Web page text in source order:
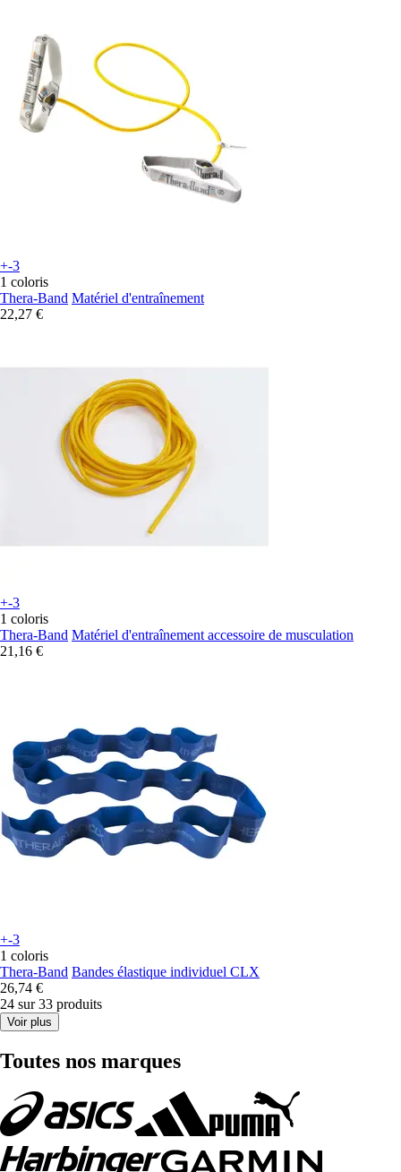
+-3
1 coloris
Thera-Band Matériel d'entraînement
22,27 €
+-3
1 coloris
Thera-Band Matériel d'entraînement accessoire de musculation
21,16 €
+-3
1 coloris
Thera-Band Bandes élastique individuel CLX
26,74 €
24 sur 33 produits
Voir plus
Toutes nos marques